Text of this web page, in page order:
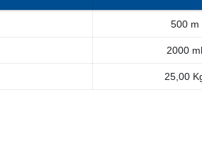
500 m
2000 ml
25,00